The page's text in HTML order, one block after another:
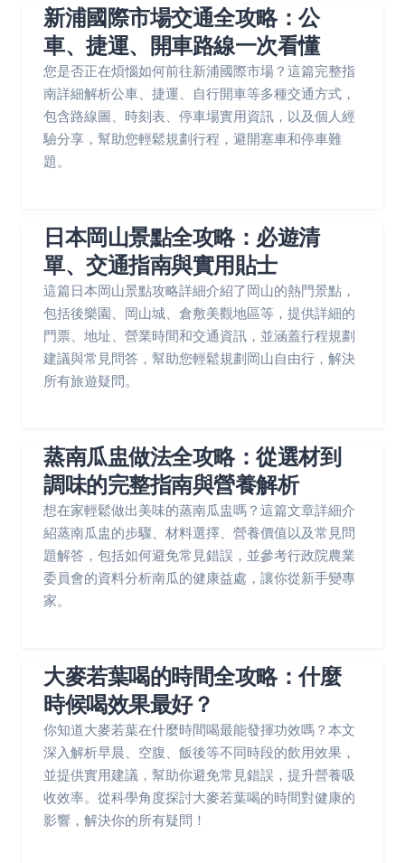
新浦國際市場交通全攻略：公
車、捷運、開車路線一次看懂
您是否正在煩惱如何前往新浦國際市場？這篇完整指
南詳細解析公車、捷運、自行開車等多種交通方式，
包含路線圖、時刻表、停車場實用資訊，以及個人經
驗分享，幫助您輕鬆規劃行程，避開塞車和停車難
題。
日本岡山景點全攻略：必遊清
單、交通指南與實用貼士
這篇日本岡山景點攻略詳細介紹了岡山的熱門景點，
包括後樂園、岡山城、倉敷美觀地區等，提供詳細的
門票、地址、營業時間和交通資訊，並涵蓋行程規劃
建議與常見問答，幫助您輕鬆規劃岡山自由行，解決
所有旅遊疑問。
蒸南瓜盅做法全攻略：從選材到
調味的完整指南與營養解析
想在家輕鬆做出美味的蒸南瓜盅嗎？這篇文章詳細介
紹蒸南瓜盅的步驟、材料選擇、營養價值以及常見問
題解答，包括如何避免常見錯誤，並參考行政院農業
委員會的資料分析南瓜的健康益處，讓你從新手變專
家。
大麥若葉喝的時間全攻略：什麼
時候喝效果最好？
你知道大麥若葉在什麼時間喝最能發揮功效嗎？本文
深入解析早晨、空腹、飯後等不同時段的飲用效果，
並提供實用建議，幫助你避免常見錯誤，提升營養吸
收效率。從科學角度探討大麥若葉喝的時間對健康的
影響，解決你的所有疑問！